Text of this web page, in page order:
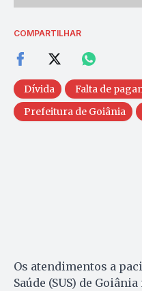
COMPARTILHAR
Dívida Falta de
Prefeitura de Goiânia
Os atendimentos a
Saúde (SUS) de